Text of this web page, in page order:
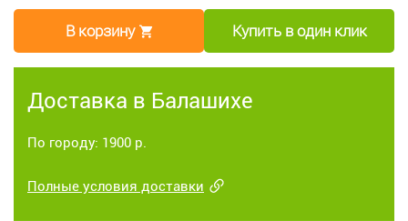
В корзину Купить в один клик
Доставка в Балашихе
По городу: 1900 р.
Полные условия доставки